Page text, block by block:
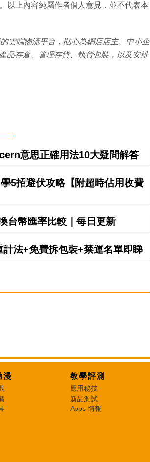
以上內容純屬作者個人意見，並不代表本
雲端物流平台，貼心為網店店主、中小企
品存倉、管理存貨、執貨包裝，以及安排
意思正確用法10大疑問解答
5招避伏攻略【附超時佔用收費
台幣匯率比較｜每日更新
法+免費拆包裝+禁運名單即睇
漫 教學評測
應用秘技
新品測試
Apps 情報